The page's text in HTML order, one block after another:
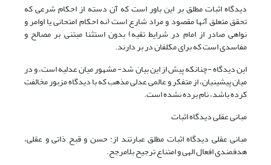
دیدگاه اثبات مطلق بر این باور است که آن دسته از احکام شرعی که
تحقق متعلق آن‎ها مقصود و مراد شارع است (نه احکام امتحانی یا اوامر و
نواهی صادر از امام در شرایط تقیه) بدون استثنا مبتنی بر مصالح و
مفاسدی است که برای مکلفان در بر دارند.
این دیدگاه -چنان‎که پیش از این بیان شد- مشهور میان عدلیه است، و در
میان پیشینیان، از متفکر و عالمی عدلی مذهب که با دیدگاه مزبور مخالفت
کرده باشد، نام برده نشده است.
مبانی عقلی دیدگاه اثبات
مبانی عقلی دیدگاه اثبات مطلق عبارتند از: حسن و قبح ذاتی و عقلی،
هدفمندی افعال الهی و امتناع ترجیح بلامرجح.